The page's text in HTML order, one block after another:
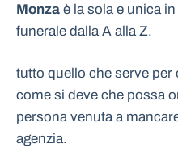
Monza è la sola e unica
funerale dalla A alla Z.
tutto quello che serve per
come si deve che possa
persona venuta a
agenzia.